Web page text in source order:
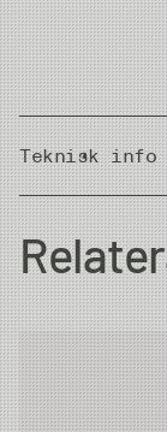
Teknisk info
Country of